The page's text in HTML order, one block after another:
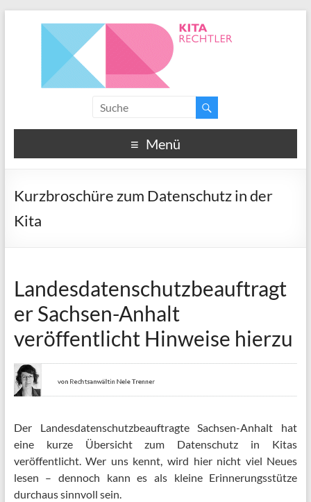
Menü
Kurzbroschüre zum Datenschutz in der
Kita
Landesdatenschutzbeauftragt
er Sachsen-Anhalt
veröffentlicht Hinweise hierzu
Der Landesdatenschutzbeauftragte Sachsen-Anhalt hat
eine kurze Übersicht zum Datenschutz in Kitas
veröffentlicht. Wer uns kennt, wird hier nicht viel Neues
lesen – dennoch kann es als kleine Erinnerungsstütze
durchaus sinnvoll sein.